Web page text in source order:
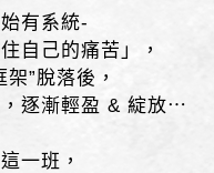
有系統-
自己的痛苦」，
”脫落後，
逐漸輕盈 & 綻放⋯
一班，